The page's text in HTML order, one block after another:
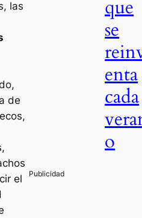
las
de
el
que
se
enta
cada
o